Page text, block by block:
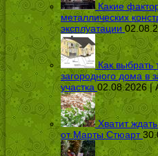
Какие
металлических
эксплуатации
Как выбрать
загородного дома в
участка 02.08.2026 |
Хватит
от Марты Стюарт